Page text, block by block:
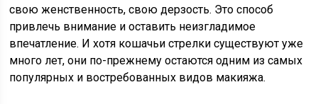
свою женственность, свою дерзость. Это способ
привлечь внимание и оставить неизгладимое
впечатление. И хотя кошачьи стрелки существуют уже
много лет, они по-прежнему остаются одним из самых
популярных и востребованных видов макияжа.